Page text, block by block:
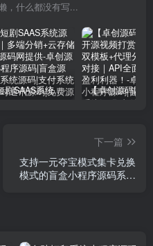
，什么都没有写...
最新短剧SAAS系统源码下载｜多端分销+云存储｜卓创源码网提供
下一篇
支持一元夺宝模式集卡兑换
模式的盲盒小程序源码系统